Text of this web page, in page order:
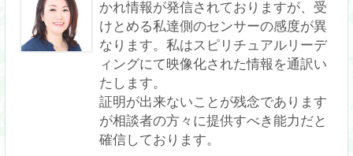
かれ情報が発信されておりますが、受
けとめる私達側のセンサーの感度が異
なります。私はスピリチュアルリーデ
ィングにて映像化された情報を通訳い
たします。
証明が出来ないことが残念であります
が相談者の方々に提供すべき能力だと
確信しております。